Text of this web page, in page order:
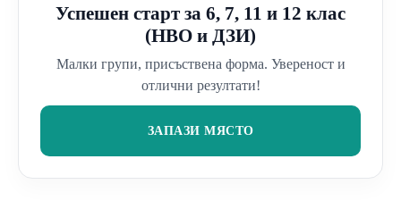
Успешен старт за 6, 7, 11 и 12 клас
(НВО и ДЗИ)
Малки групи, присъствена форма. Увереност и
отлични резултати!
ЗАПАЗИ МЯСТО